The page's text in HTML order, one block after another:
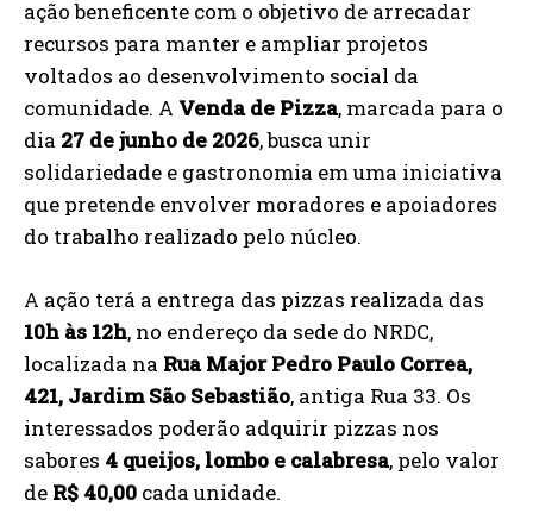
ação beneficente com o objetivo de arrecadar
recursos para manter e ampliar projetos
voltados ao desenvolvimento social da
comunidade. A Venda de Pizza, marcada para o
dia 27 de junho de 2026, busca unir
solidariedade e gastronomia em uma iniciativa
que pretende envolver moradores e apoiadores
do trabalho realizado pelo núcleo.
A ação terá a entrega das pizzas realizada das
10h às 12h, no endereço da sede do NRDC,
localizada na Rua Major Pedro Paulo Correa,
421, Jardim São Sebastião, antiga Rua 33. Os
interessados poderão adquirir pizzas nos
sabores 4 queijos, lombo e calabresa, pelo valor
de R$ 40,00 cada unidade.